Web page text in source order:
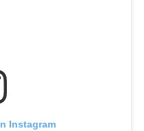
Instagram